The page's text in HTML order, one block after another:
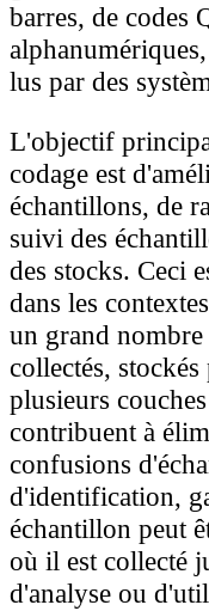
barres, de codes
lus par des
L'objectif
codage est
échantillons, de
suivi des
des stocks. Ceci
dans les
un grand
collectés,
plusieurs
contribuent à
confusions
d'identification,
échantillon peut
où il est collecté
d'analyse ou